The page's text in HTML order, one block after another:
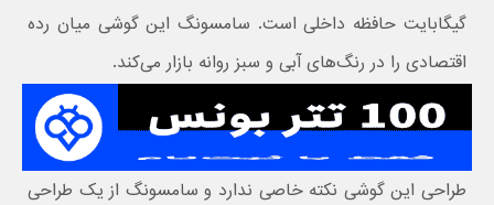
گیگابایت حافظه داخلی است. سامسونگ این گوشی میان رده
اقتصادی را در رنگ‌های آبی و سبز روانه بازار می‌کند.
طراحی این گوشی نکته خاصی ندارد و سامسونگ از یک طراحی